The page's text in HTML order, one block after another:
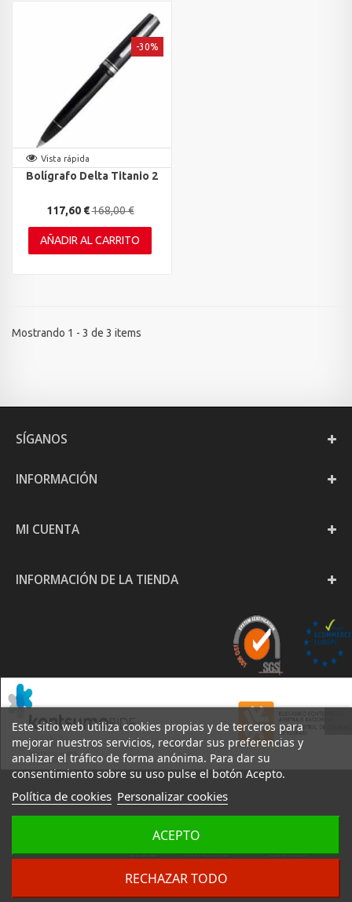
Vista rápida
Bolígrafo Delta Titanio 2
117,60 €168,00 €
-30%
AÑADIR AL CARRITO
Mostrando 1 - 3 de 3 items
Este sitio web utiliza cookies propias y de terceros para
mejorar nuestros servicios, recordar sus preferencias y
analizar el tráfico de forma anónima. Para dar su
consentimiento sobre su uso pulse el botón Acepto.
Política de cookies Personalizar cookies
RECHAZAR TODO
ACEPTO
SÍGANOS
INFORMACIÓN
MI CUENTA
INFORMACIÓN DE LA TIENDA
DESARROLLO:IZARNET
AVISO
LEGAL
POLÍTICA DE
PRIVACIDAD
COOKIES